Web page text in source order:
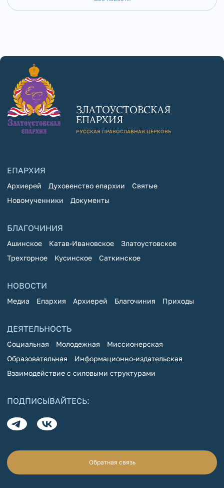
ЗЛАТОУСТОВСКАЯ
ЕПАРХИЯ
РУССКАЯ ПРАВОСЛАВНАЯ ЦЕРКОВЬ
ЕПАРХИЯ
Архиерей Духовенство епархии
Святые
Новомученники
Документы
БЛАГОЧИНИЯ
Ашинское Катав-Ивановское
Златоустовское
Трехгорное
Кусинское Саткинское
НОВОСТИ
Медиа Епархия Архиерей Благочиния Приходы
ДЕЯТЕЛЬНОСТЬ
Социальная Молодежная
Миссионерская
Образовательная
Информационно-издательская
Взаимодействие с силовыми структурами
ПОДПИСЫВАЙТЕСЬ:
Обратная связь